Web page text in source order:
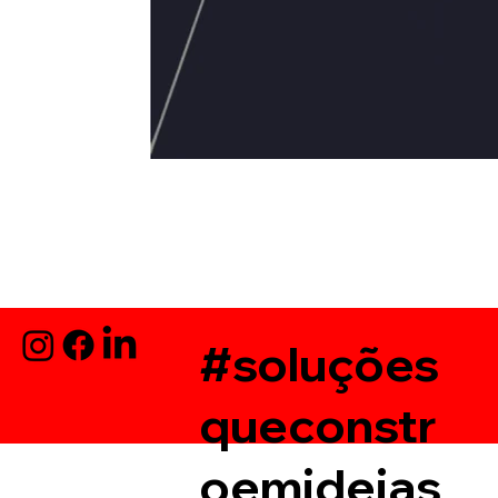
#soluções
queconstr